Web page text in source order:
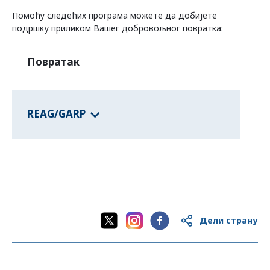
Програми савезних држава
Информације о земљама
Помоћу следећих програма можете да добијете
подршку приликом Вашег добровољног повратка:
Повратак
REAG/GARP
Дели страну